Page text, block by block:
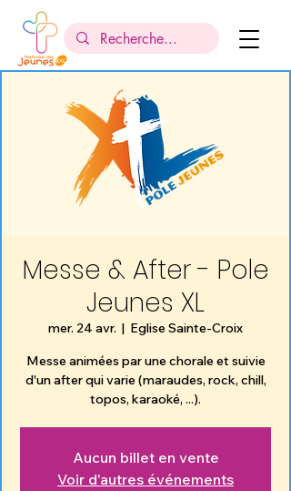
Messe & After - Pole
Jeunes XL
mer. 24 avr.
  |
Eglise Sainte-Croix
Messe animées par une chorale et suivie
d'un after qui varie (maraudes, rock, chill,
Aucun billet en vente
Voir d'autres événements